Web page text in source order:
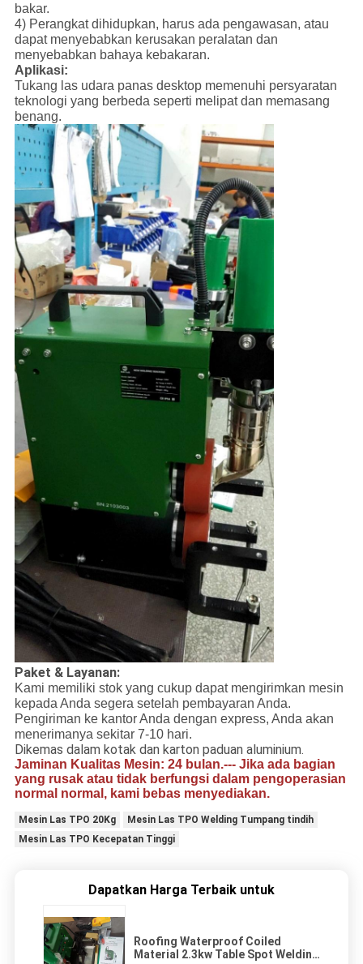
bakar.
4) Perangkat dihidupkan, harus ada pengawasan, atau
dapat menyebabkan kerusakan peralatan dan
menyebabkan bahaya kebakaran.
Aplikasi:
Tukang las udara panas desktop memenuhi persyaratan
teknologi yang berbeda seperti melipat dan memasang
benang.
Paket & Layanan:
Kami memiliki stok yang cukup dapat mengirimkan mesin
kepada Anda segera setelah pembayaran Anda.
Pengiriman ke kantor Anda dengan express, Anda akan
menerimanya sekitar 7-10 hari.
Dikemas dalam kotak dan karton paduan aluminium.
Jaminan Kualitas Mesin: 24 bulan.--- Jika ada bagian
yang rusak atau tidak berfungsi dalam pengoperasian
normal normal , kami bebas menyediakan.
Mesin Las TPO 20Kg
Mesin Las TPO Welding Tumpang tindih
Mesin Las TPO Kecepatan Tinggi
Dapatkan Harga Terbaik untuk
Roofing Waterproof Coiled
Material 2.3kw Table Spot Welding